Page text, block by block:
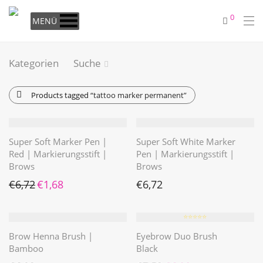
MENÜ 0
Kategorien Suche
Products tagged “tattoo marker permanent”
Super Soft Marker Pen |
Red | Markierungsstift |
Brows
€6,72 Ursprünglicher Preis war: €6,72
€1,68 Aktueller Preis ist: €1,68.
Super Soft White Marker
Pen | Markierungsstift |
Brows
€6,72
Brow Henna Brush |
Bamboo
⭐️⭐️⭐️⭐️⭐️
Eyebrow Duo Brush
Black